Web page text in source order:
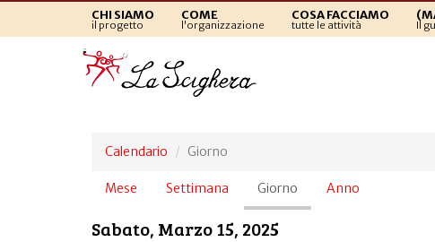
CHI SIAMO
il progetto
COME
l'organizzazione
COSA FACCIAMO
tutte le attività Il
Calendario Giorno
Schede
Mese Settimana Giorno (scheda
attiva)
Anno
Sabato, Marzo 15, 2025